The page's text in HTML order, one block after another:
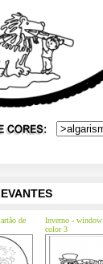
de
Inverno - window
color 3